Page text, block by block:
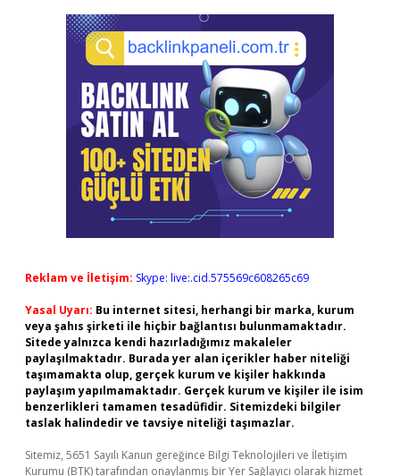
Reklam ve İletişim: Skype: live:.cid.575569c608265c69
Yasal Uyarı: Bu internet sitesi, herhangi bir marka, kurum
veya şahıs şirketi ile hiçbir bağlantısı bulunmamaktadır.
Sitede yalnızca kendi hazırladığımız makaleler
paylaşılmaktadır. Burada yer alan içerikler haber niteliği
taşımamakta olup, gerçek kurum ve kişiler hakkında
paylaşım yapılmamaktadır. Gerçek kurum ve kişiler ile isim
benzerlikleri tamamen tesadüfidir. Sitemizdeki bilgiler
taslak halindedir ve tavsiye niteliği taşımazlar.
Sitemiz, 5651 Sayılı Kanun gereğince Bilgi Teknolojileri ve İletişim
Kurumu (BTK) tarafından onaylanmış bir Yer Sağlayıcı olarak hizmet